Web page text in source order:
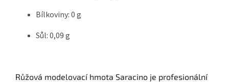
Bílkoviny: 0 g
Sůl: 0,09 g
Růžová modelovací hmota Saracino je profesionální